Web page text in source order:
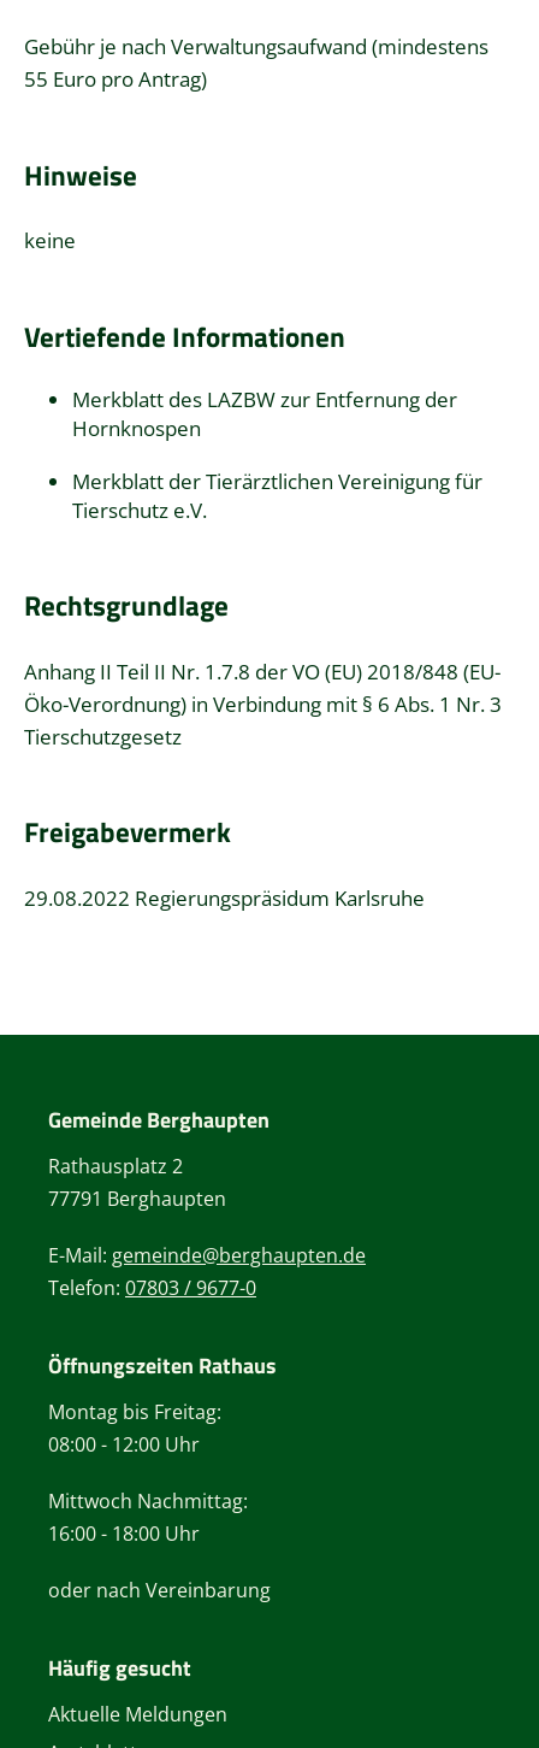
Gebühr je nach Verwaltungsaufwand (mindestens
55 Euro pro Antrag)
Hinweise
keine
Vertiefende Informationen
Merkblatt des LAZBW zur Entfernung der
Hornknospen
Merkblatt der Tierärztlichen Vereinigung für
Tierschutz e.V.
Rechtsgrundlage
Anhang II Teil II Nr. 1.7.8 der VO (EU) 2018/848 (EU-
Öko-Verordnung) in Verbindung mit § 6 Abs. 1 Nr. 3
Tierschutzgesetz
Freigabevermerk
29.08.2022 Regierungspräsidum Karlsruhe
Gemeinde Berghaupten
Rathausplatz 2
77791 Berghaupten
E-Mail: gemeinde@berghaupten.de
Telefon: 07803 / 9677-0
Öffnungszeiten Rathaus
Montag bis Freitag:
08:00 - 12:00 Uhr
Mittwoch Nachmittag:
16:00 - 18:00 Uhr
oder nach Vereinbarung
Häufig gesucht
Aktuelle Meldungen